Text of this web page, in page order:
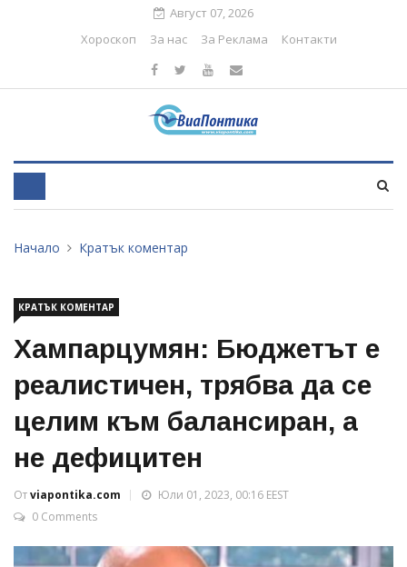
Август 07, 2026
Хороскоп
За нас За Реклама Контакти
Начало Кратък коментар
КРАТЪК КОМЕНТАР
Хампарцумян: Бюджетът е
реалистичен, трябва да се
целим към балансиран, а
не дефицитен
Отviapontika.com
Юли 01, 2023, 00:16 EEST
0 Comments